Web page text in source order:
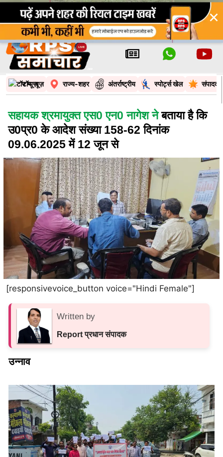
×
टॉप न्यूज़ राज्य-शहर अंतर्राष्ट्रीय स्पोर्ट्स खेल
सहायक श्रमायुक्त एस0 एन0 नागेश नेबताया है कि
उ0प्र0 के आदेश संख्या 158-62 दिनांक
09.06.2025 में 12 जून से
[responsivevoice_button voice="Hindi Female"]
Written by
Report प्रधान संपादक
उन्नाव